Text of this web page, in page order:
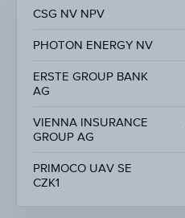
CSG NV NPV
PHOTON ENERGY NV
ERSTE GROUP BANK
AG
VIENNA INSURANCE
GROUP AG
PRIMOCO UAV SE
CZK1